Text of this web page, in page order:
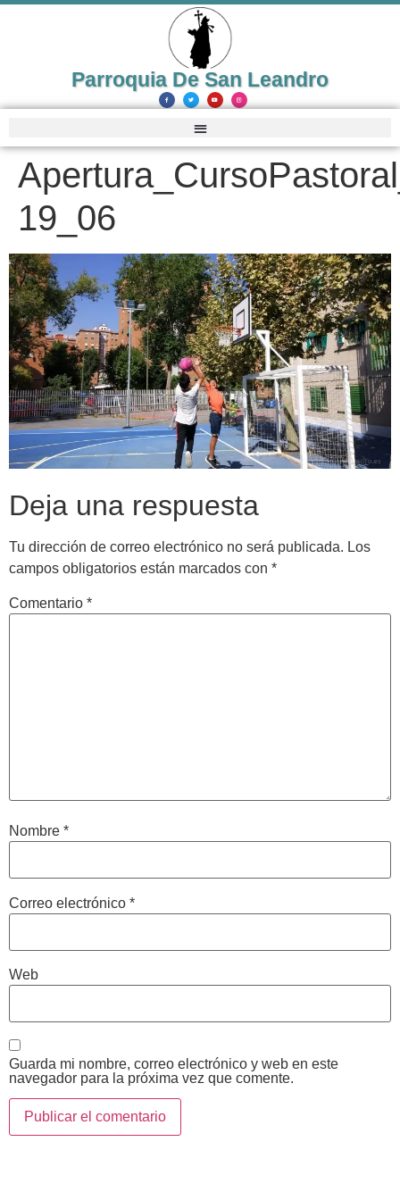
Parroquia De San Leandro
19_06
Deja una respuesta
Tu dirección de correo electrónico no será publicada. Los
campos obligatorios están marcados con *
Comentario *
Nombre *
Correo electrónico *
Web
Guarda mi nombre, correo electrónico y web en este
navegador para la próxima vez que comente.